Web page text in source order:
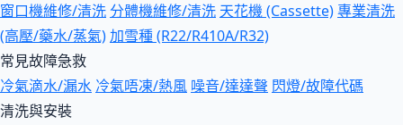
窗口機維修/清洗 分體機維修/清洗 天花機 (Cassette)專業清洗
(高壓/藥水/蒸氣)加雪種 (R22/R410A/R32)
常見故障急救
冷氣滴水/漏水 冷氣唔凍/熱風 噪音/達達聲 閃燈/故障代碼
清洗與安裝